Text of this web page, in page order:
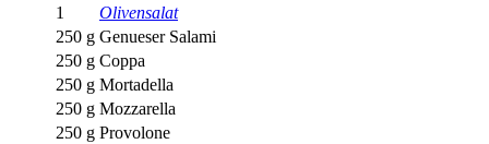
1
Olivensalat
250 g Genueser Salami
250 g Coppa
250 g Mortadella
250 g Mozzarella
250 g Provolone